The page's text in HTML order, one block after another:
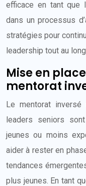
efficace en tant que
dans un processus
stratégies pour
leadership tout au
Mise en
mentorat
Le mentorat
leaders seniors
jeunes ou moins
aider à rester en
tendances
plus jeunes. En tant